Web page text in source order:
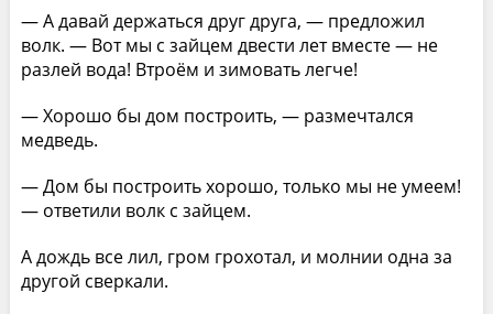
— А давай держаться друг друга, — предложил
волк. — Вот мы с зайцем двести лет вместе — не
разлей вода! Втроём и зимовать легче!
— Хорошо бы дом построить, — размечтался
медведь.
— Дом бы построить хорошо, только мы не умеем!
— ответили волк с зайцем.
А дождь все лил, гром грохотал, и молнии одна за
другой сверкали.